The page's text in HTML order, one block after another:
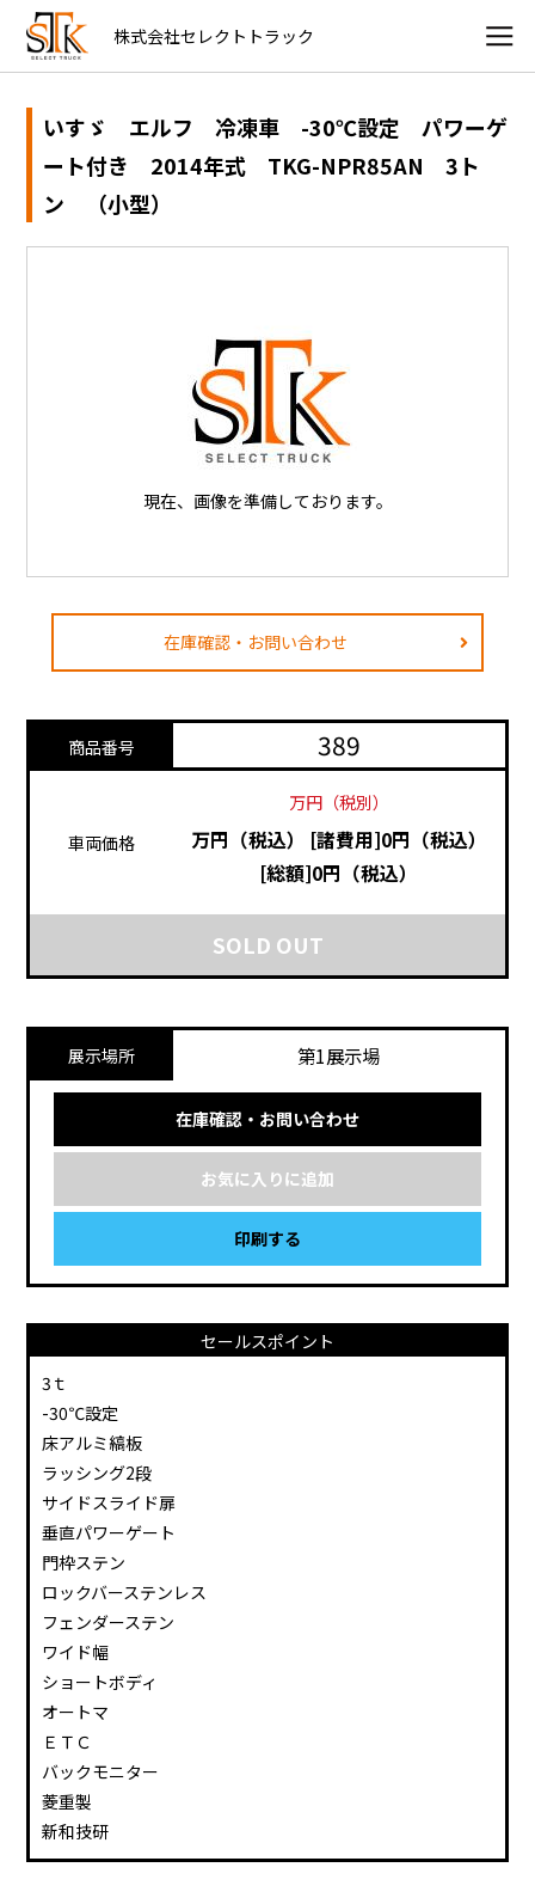
株式会社セレクトトラック
いすゞ エルフ 冷凍車 -30℃設定 パワーゲ
ート付き 2014年式 TKG-NPR85AN 3ト
ン （小型）
現在、画像を準備しております。
在庫確認・お問い合わせ
商品番号 389
車両価格
万円（税別）
万円（税込）
[諸費用]0円（税込）
[総額]0円（税込）
SOLD OUT
展示場所 第1展示場
在庫確認・お問い合わせ
お気に入りに追加
印刷する
セールスポイント
3ｔ
-30℃設定
床アルミ縞板
ラッシング2段
サイドスライド扉
垂直パワーゲート
門枠ステン
ロックバーステンレス
フェンダーステン
ワイド幅
ショートボディ
オートマ
ＥＴＣ
バックモニター
菱重製
新和技研